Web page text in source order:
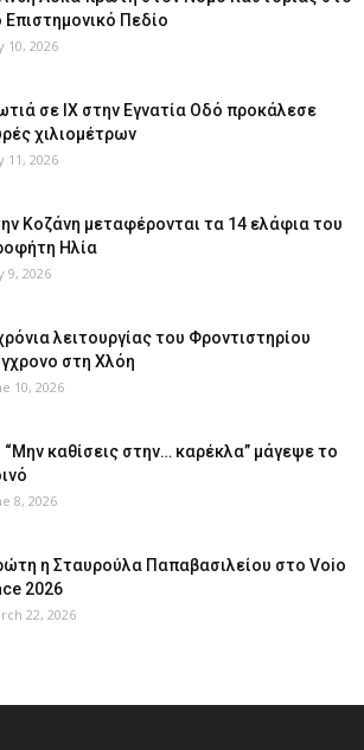
Επιστημονικό Πεδίο
10, 2026
σε ΙΧ στην Εγνατία Οδό προκάλεσε
χιλιομέτρων
11, 2026
Κοζάνη μεταφέρονται τα 14 ελάφια του
Ηλία
9, 2026
λειτουργίας του Φροντιστηρίου
στη Χλόη
10, 2026
“Μην καθίσεις στην… καρέκλα” μάγεψε το
8, 2026
η Σταυρούλα Παπαβασιλείου στο Voio
2026
22, 2026